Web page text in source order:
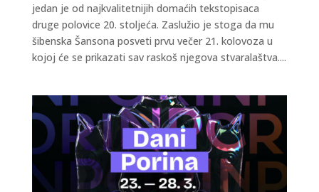
jedan je od najkvalitetnijih domaćih tekstopisaca
druge polovice 20. stoljeća. Zaslužio je stoga da mu
šibenska Šansona posveti prvu večer 21. kolovoza u
kojoj će se prikazati sav raskoš njegova stvaralaštva....